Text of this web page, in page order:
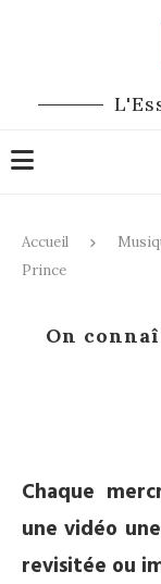
Accueil
Prince
On
Chaque
une vidéo
revisitée ou